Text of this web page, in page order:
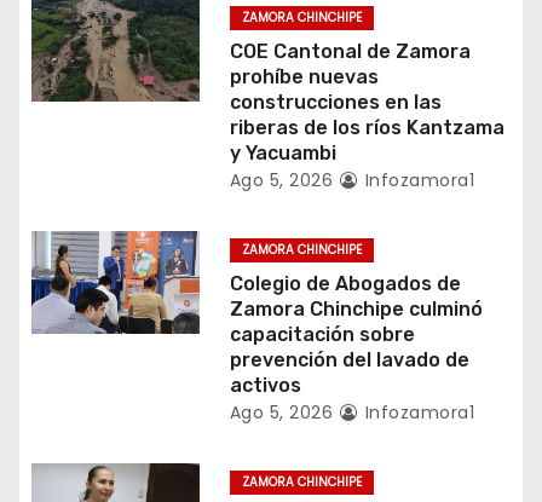
e
e
r
a
d
ZAMORA CHINCHIPE
COE Cantonal de Zamora
prohíbe nuevas
construcciones en las
riberas de los ríos Kantzama
y Yacuambi
Ago 5, 2026 Infozamora1
ZAMORA CHINCHIPE
Colegio de Abogados de
Zamora Chinchipe culminó
capacitación sobre
prevención del lavado de
activos
Ago 5, 2026 Infozamora1
ZAMORA CHINCHIPE